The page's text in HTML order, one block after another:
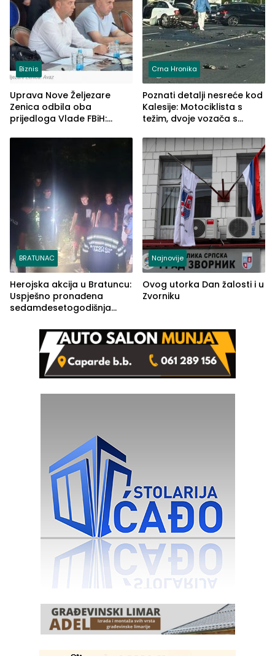
Biznis
Uprava Nove Željezare
Zenica odbila oba
prijedloga Vlade FBiH:
rješenje
Crna Hronika
Poznati detalji nesreće kod
Kalesije: Motociklista s
težim, dvoje vozača s
BRATUNAC
Herojska akcija u Bratuncu:
Uspješno pronađena
sedamdesetogodišnja
Kravice.
Najnovije
Ovog utorka Dan žalosti i u
Zvorniku